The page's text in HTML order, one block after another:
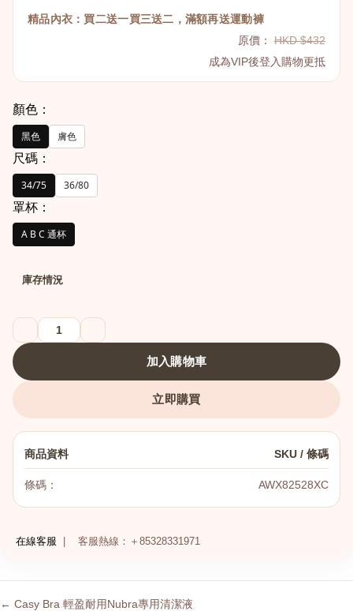
精品內衣：買二送一買三送二，滿額再送運動褲
原價：
HKD $432
成為VIP後登入購物更抵
顏色：
黑色 膚色
尺碼：
34/75 36/80
罩杯：
A B C 通杯
庫存情況
加入購物車
立即購買
商品資料 SKU / 條碼
條碼： AWX82528XC
在線客服 客服熱線：＋85328331971
← Casy Bra 輕盈耐用Nubra專用清潔液